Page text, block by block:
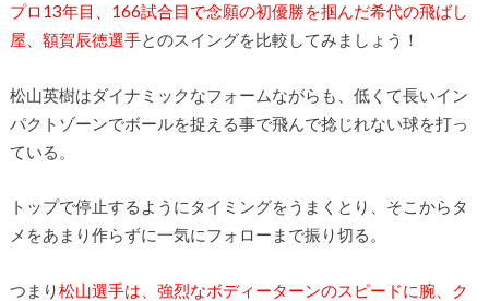
プロ13年目、166試合目で念願の初優勝を掴んだ希代の飛ばし
屋、額賀辰徳選手とのスイングを比較してみましょう！
松山英樹はダイナミックなフォームながらも、低くて長いイン
パクトゾーンでボールを捉える事で飛んで捻じれない球を打っ
ている。
トップで停止するようにタイミングをうまくとり、そこからタ
メをあまり作らずに一気にフォローまで振り切る。
つまり松山選手は、強烈なボディ ーターンのスピードに腕、ク